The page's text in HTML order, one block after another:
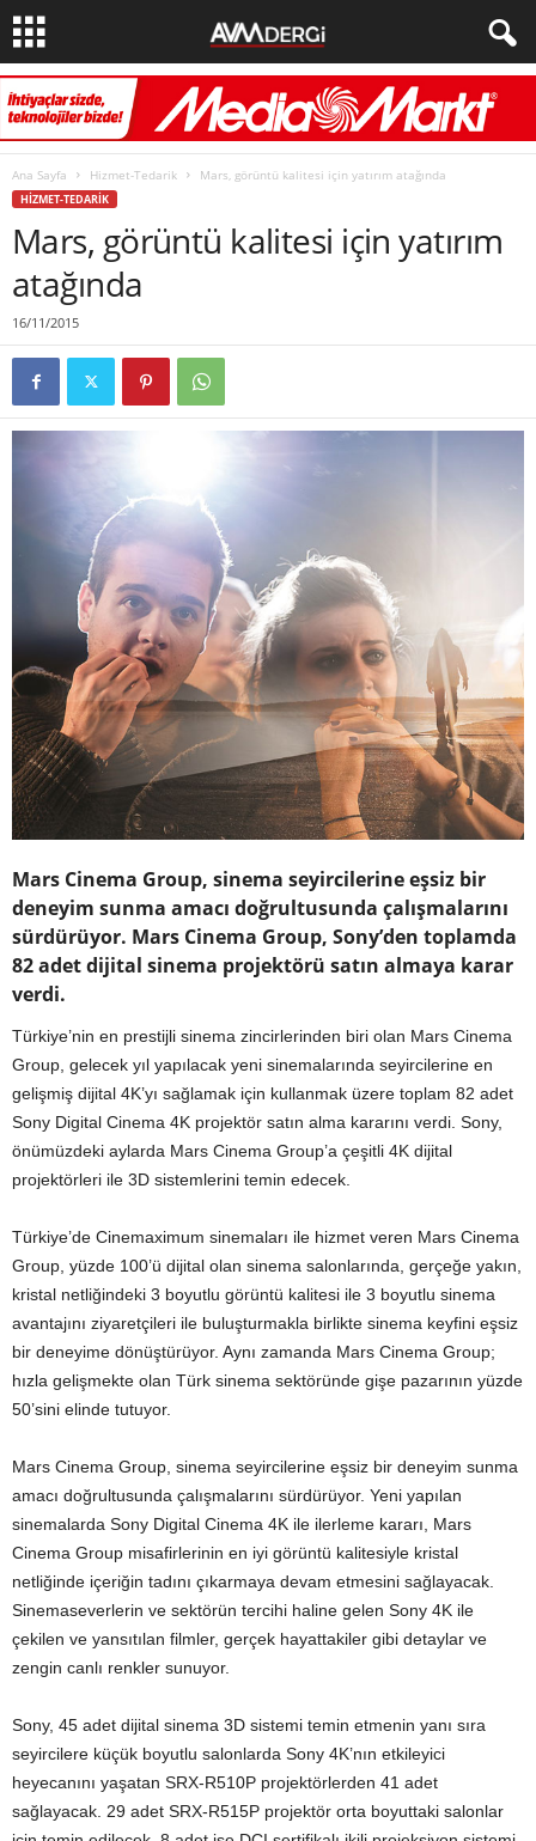
Ana Sayfa Hizmet-Tedarik Mars, görüntü kalitesi için yatırım atağında
HIZMET-TEDARIK
Mars, görüntü kalitesi için yatırım
atağında
16/11/2015
Mars Cinema Group, sinema seyircilerine eşsiz bir
deneyim sunma amacı doğrultusunda çalışmalarını
sürdürüyor. Mars Cinema Group, Sony’den toplamda
82 adet dijital sinema projektörü satın almaya karar
verdi.
Türkiye’nin en prestijli sinema zincirlerinden biri olan Mars Cinema
Group, gelecek yıl yapılacak yeni sinemalarında seyircilerine en
gelişmiş dijital 4K’yı sağlamak için kullanmak üzere toplam 82 adet
Sony Digital Cinema 4K projektör satın alma kararını verdi. Sony,
önümüzdeki aylarda Mars Cinema Group’a çeşitli 4K dijital
projektörleri ile 3D sistemlerini temin edecek.
Türkiye’de Cinemaximum sinemaları ile hizmet veren Mars Cinema
Group, yüzde 100’ü dijital olan sinema salonlarında, gerçeğe yakın,
kristal netliğindeki 3 boyutlu görüntü kalitesi ile 3 boyutlu sinema
avantajını ziyaretçileri ile buluşturmakla birlikte sinema keyfini eşsiz
bir deneyime dönüştürüyor. Aynı zamanda Mars Cinema Group;
hızla gelişmekte olan Türk sinema sektöründe gişe pazarının yüzde
50’sini elinde tutuyor.
Mars Cinema Group, sinema seyircilerine eşsiz bir deneyim sunma
amacı doğrultusunda çalışmalarını sürdürüyor. Yeni yapılan
sinemalarda Sony Digital Cinema 4K ile ilerleme kararı, Mars
Cinema Group misafirlerinin en iyi görüntü kalitesiyle kristal
netliğinde içeriğin tadını çıkarmaya devam etmesini sağlayacak.
Sinemaseverlerin ve sektörün tercihi haline gelen Sony 4K ile
çekilen ve yansıtılan filmler, gerçek hayattakiler gibi detaylar ve
zengin canlı renkler sunuyor.
Sony, 45 adet dijital sinema 3D sistemi temin etmenin yanı sıra
seyircilere küçük boyutlu salonlarda Sony 4K’nın etkileyici
heyecanını yaşatan SRX-R510P projektörlerden 41 adet
sağlayacak. 29 adet SRX-R515P projektör orta boyuttaki salonlar